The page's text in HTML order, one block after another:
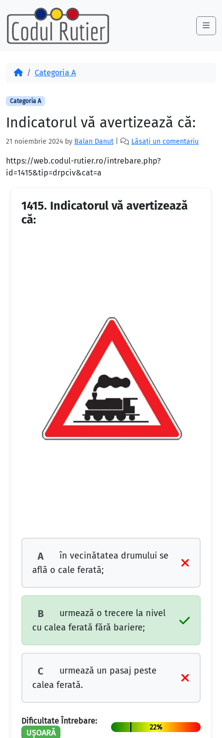
Skip to content
Skip to footer
AcasăCategoria A
Categoria A
Indicatorul vă avertizează că:
21 noiembrie 2024 by Balan Danut Lăsați un comentariu
https://web.codul-rutier.ro/intrebare.php?
id=1415&tip=drpciv&cat=a
1415. Indicatorul vă avertizează
că:
A
în vecinătatea drumului se
află o cale ferată;
B
urmează o trecere la nivel
cu calea ferată fără bariere;
C
urmează un pasaj peste
calea ferată.
Dificultate Întrebare:
UȘOARĂ
22%